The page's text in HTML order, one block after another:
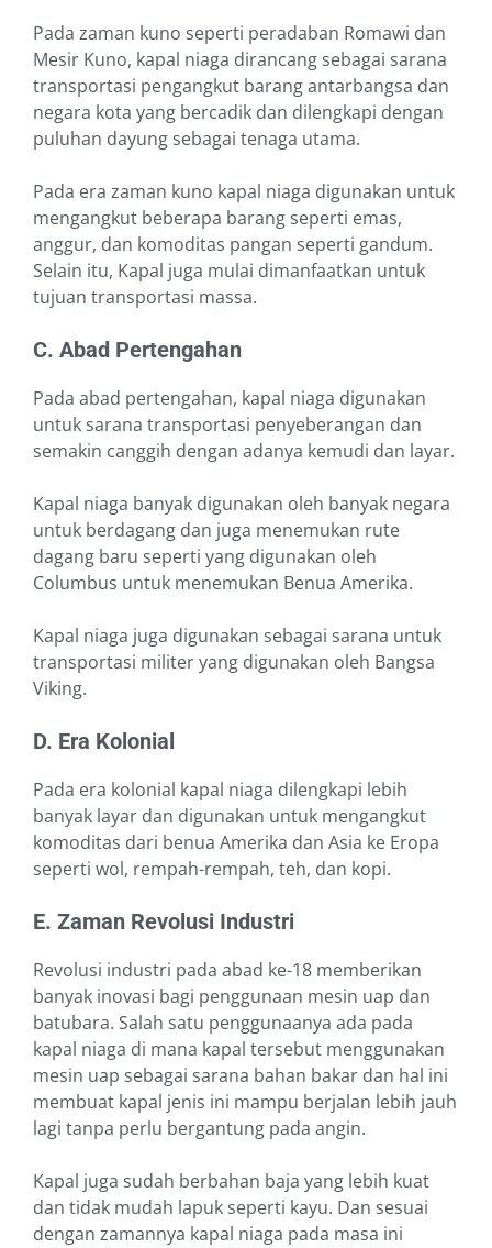
Pada zaman kuno seperti peradaban Romawi dan
Mesir Kuno, kapal niaga dirancang sebagai sarana
transportasi pengangkut barang antarbangsa dan
negara kota yang bercadik dan dilengkapi dengan
puluhan dayung sebagai tenaga utama.
Pada era zaman kuno kapal niaga digunakan untuk
mengangkut beberapa barang seperti emas,
anggur, dan komoditas pangan seperti gandum.
Selain itu, Kapal juga mulai dimanfaatkan untuk
tujuan transportasi massa.
C. Abad Pertengahan
Pada abad pertengahan, kapal niaga digunakan
untuk sarana transportasi penyeberangan dan
semakin canggih dengan adanya kemudi dan layar.
Kapal niaga banyak digunakan oleh banyak negara
untuk berdagang dan juga menemukan rute
dagang baru seperti yang digunakan oleh
Columbus untuk menemukan Benua Amerika.
Kapal niaga juga digunakan sebagai sarana untuk
transportasi militer yang digunakan oleh Bangsa
Viking.
D. Era Kolonial
Pada era kolonial kapal niaga dilengkapi lebih
banyak layar dan digunakan untuk mengangkut
komoditas dari benua Amerika dan Asia ke Eropa
seperti wol, rempah-rempah, teh, dan kopi.
E. Zaman Revolusi Industri
Revolusi industri pada abad ke-18 memberikan
banyak inovasi bagi penggunaan mesin uap dan
batubara. Salah satu penggunaanya ada pada
kapal niaga di mana kapal tersebut menggunakan
mesin uap sebagai sarana bahan bakar dan hal ini
membuat kapal jenis ini mampu berjalan lebih jauh
lagi tanpa perlu bergantung pada angin.
Kapal juga sudah berbahan baja yang lebih kuat
dan tidak mudah lapuk seperti kayu. Dan sesuai
dengan zamannya kapal niaga pada masa ini